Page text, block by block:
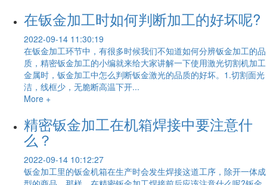
在钣金加工时如何判断加工的好坏呢?
2022-09-14 11:30:19
在钣金加工环节中，有很多时候我们不知道如何分辨钣金加工的品
质，精密钣金加工的小编就来给大家讲解一下使用激光切割机加工
金属时，钣金加工中怎么判断钣金激光的品质的好坏。1.切割面光
洁，线框少，无脆断高温下开...
More +
精密钣金加工在机箱焊接中要注意什
么？
2022-09-14 10:12:27
钣金加工里的钣金机箱在生产时会发生焊接这道工序，除开一体成